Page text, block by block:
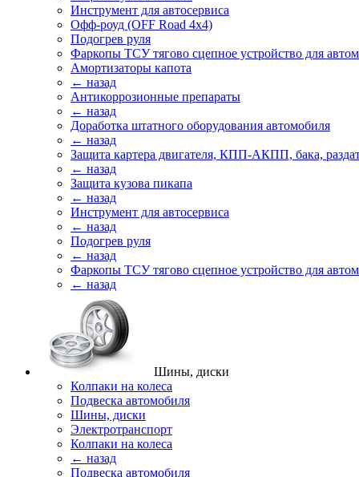
Инструмент для автосервиса
Офф-роуд (OFF Road 4x4)
Подогрев руля
Фаркопы ТСУ тягово сцепное устройство для
Амортизаторы капота
← назад
Антикоррозионные препараты
← назад
Доработка штатного оборудования автомобиля
← назад
Защита картера двигателя, КПП-АКПП, бака,
← назад
Защита кузова пикапа
← назад
Инструмент для автосервиса
← назад
Подогрев руля
← назад
Фаркопы ТСУ тягово сцепное устройство для
← назад
Шины, диски
Колпаки на колеса
Подвеска автомобиля
Шины, диски
Электротранспорт
Колпаки на колеса
← назад
Подвеска автомобиля